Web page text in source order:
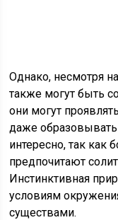
Однако, несмотря
также могут быть
они могут
даже
интересно, так как
предпочитают
Инстинктивная
условиям
существами.